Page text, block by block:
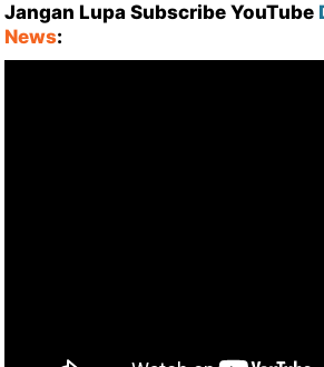
Jangan Lupa Subscribe YouTube
News: